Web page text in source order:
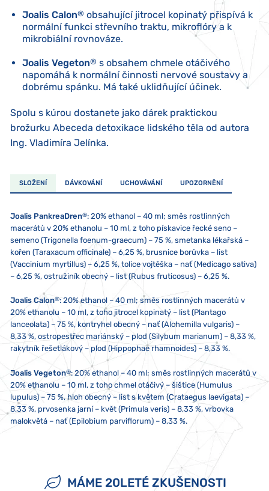
Joalis Calon® obsahující jitrocel kopinatý přispívá k
normální funkci střevního traktu, mikroflóry a k
mikrobiální rovnováze.
Joalis Vegeton® s obsahem chmele otáčivého
napomáhá k normální činnosti nervové soustavy a
dobrému spánku. Má také uklidňující účinek.
Spolu s kúrou dostanete jako dárek praktickou
brožurku Abeceda detoxikace lidského těla od autora
Ing. Vladimíra Jelínka.
SLOŽENÍ DÁVKOVÁNÍ UCHOVÁVÁNÍ UPOZORNĚNÍ
Joalis PankreaDren®: 20% ethanol – 40 ml; směs rostlinných
macerátů v 20% ethanolu – 10 ml, z toho pískavice řecké seno –
semeno (Trigonella foenum-graecum) – 75 %, smetanka lékařská –
kořen (Taraxacum officinale) – 6,25 %, brusnice borůvka – list
(Vaccinium myrtillus) – 6,25 %, tolice vojtěška – nať (Medicago sativa)
– 6,25 %, ostružiník obecný – list (Rubus fruticosus) – 6,25 %.
Joalis Calon®: 20% ethanol – 40 ml; směs rostlinných macerátů v
20% ethanolu – 10 ml, z toho jitrocel kopinatý – list (Plantago
lanceolata) – 75 %, kontryhel obecný – nať (Alchemilla vulgaris) –
8,33 %, ostropestřec mariánský – plod (Silybum marianum) – 8,33 %,
rakytník řešetlákový – plod (Hippophae rhamnoides) – 8,33 %.
Joalis Vegeton®: 20% ethanol – 40 ml; směs rostlinných macerátů v
20% ethanolu – 10 ml, z toho chmel otáčivý – šištice (Humulus
lupulus) – 75 %, hloh obecný – list s květem (Crataegus laevigata) –
8,33 %, prvosenka jarní – květ (Primula veris) – 8,33 %, vrbovka
malokvětá – nať (Epilobium parviflorum) – 8,33 %.
2x denně 10 kapek, není-li doporučeno jinak. Pokud berete více
přípravků Joalis zároveň, doporučujeme aplikaci s odstupem alespoň
jedné minuty. Nepřekračujte doporučené denní dávkování.
Nepoužívejte kovovou lžičku!
Skladujte při teplotě od 5 do 25 °C. Nevystavujte přímému
slunečnímu záření ani silnému elektromagnetickému poli (tj. ne
méně než pět centimetrů od mikrovlnné trouby, lednice, televize
nebo mobilního telefonu). Obsah přípravku nesmí přijít do styku s
Přípravek není vhodný pro děti, těhotné a kojící ženy. Doplněk stravy
neslouží jako náhrada pestré stravy a nenahrazuje léky předepsané
lékařem. Ukládejte mimo dosah dětí. Případný sediment není na
závadu. V případě alergie na jakoukoliv složku přípravek neužívejte!
MÁME 20LETÉ ZKUŠENOSTI